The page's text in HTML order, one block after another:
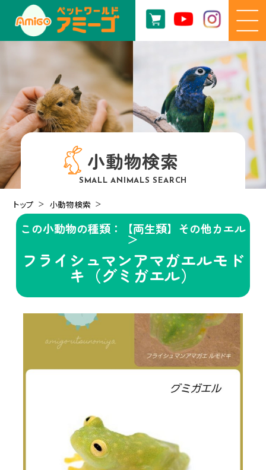
小動物検索
SMALL ANIMALS SEARCH
トップ 小動物検索
この小動物の種類：【両生類】その他カエル
＞
フライシュマンアマガエルモド
キ（グミガエル）